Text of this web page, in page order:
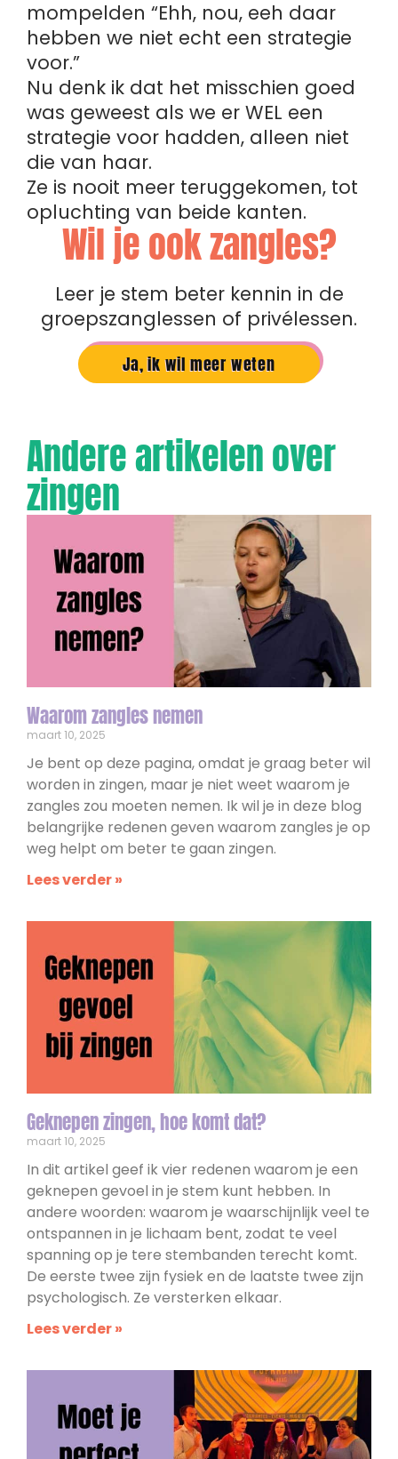
mompelden “Ehh, nou, eeh daar
hebben we niet echt een strategie
voor.”
Nu denk ik dat het misschien goed
was geweest als we er WEL een
strategie voor hadden, alleen niet
die van haar.
Ze is nooit meer teruggekomen, tot
opluchting van beide kanten.
Wil je ook zangles?
Leer je stem beter kennin in de
groepszanglessen of privélessen.
Ja, ik wil meer weten
Andere artikelen over
zingen
Waarom zangles nemen
maart 10, 2025
Je bent op deze pagina, omdat je graag beter wil
worden in zingen, maar je niet weet waarom je
zangles zou moeten nemen. Ik wil je in deze blog
belangrijke redenen geven waarom zangles je op
weg helpt om beter te gaan zingen.
Lees verder »
Geknepen zingen, hoe komt dat?​
maart 10, 2025
In dit artikel geef ik vier redenen waarom je een
geknepen gevoel in je stem kunt hebben. In
andere woorden: waarom je waarschijnlijk veel te
ontspannen in je lichaam bent, zodat te veel
spanning op je tere stembanden terecht komt.
De eerste twee zijn fysiek en de laatste twee zijn
psychologisch. Ze versterken elkaar.
Lees verder »